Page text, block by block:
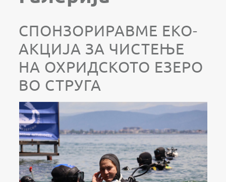
СПОНЗОРИРАВМЕ ЕКО-
АКЦИЈА ЗА ЧИСТЕЊЕ
НА ОХРИДСКОТО ЕЗЕРО
ВО СТРУГА